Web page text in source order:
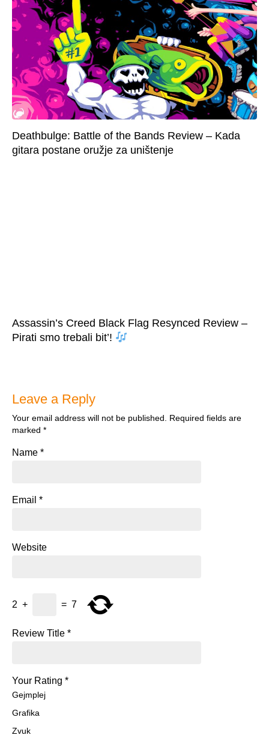
Deathbulge: Battle of the Bands Review – Kada
gitara postane oružje za uništenje
Assassin’s Creed Black Flag Resynced Review –
Pirati smo trebali bit’!
Leave a Reply
Your email address will not be published.
Required fields are
marked *
Name *
Email *
Website
2 + = 7
Review Title *
Your Rating *
Gejmplej
Grafika
Zvuk